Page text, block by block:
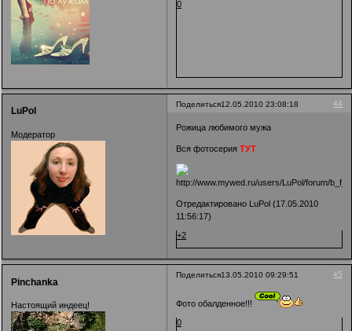
0
Поделиться 44
12.05.2010 23:08:18
LuPol
Модератор
Рожица любимого мужа
Вся фотосерияТУТ
Отредактировано LuPol (17.05.2010
11:56:17)
+2
Поделиться 45
13.05.2010 09:29:51
Pinchanka
Настоящий индеец!
Фото обалденное!!!
0